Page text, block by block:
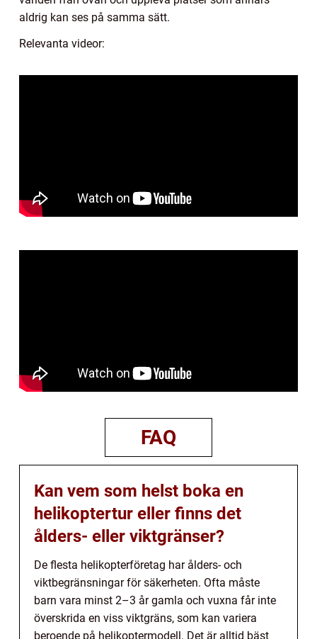
aldrig kan ses på samma sätt.
Relevanta videor:
FAQ
Kan vem som helst boka en
helikoptertur eller finns det
ålders- eller viktgränser?
De flesta helikopterföretag har ålders- och
viktbegränsningar för säkerheten. Ofta måste
barn vara minst 2–3 år gamla och vuxna får inte
överskrida en viss viktgräns, som kan variera
beroende på helikoptermodell. Det är alltid bäst